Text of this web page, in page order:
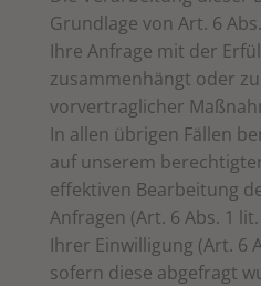
Grundlage von Art. 6
Ihre Anfrage mit der
zusammenhängt oder
vorvertraglicher
In allen übrigen Fällen
auf unserem
effektiven Bearbeitung
Anfragen (Art. 6 Abs. 1
Ihrer Einwilligung (Art. 6
sofern diese abgefragt